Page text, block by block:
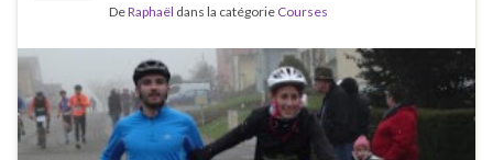
DeRaphaël dans la catégorie Courses